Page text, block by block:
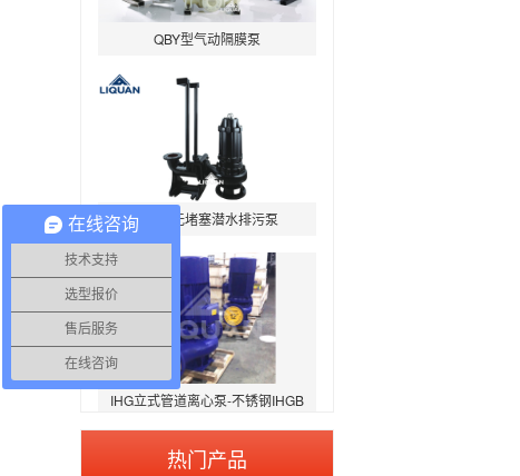
QBY型气动隔膜泵
QW型无堵塞潜水排污泵
IHG立式管道离心泵-不锈钢IHGB
热门产品
在线咨询
技术支持
选型报价
售后服务
在线咨询